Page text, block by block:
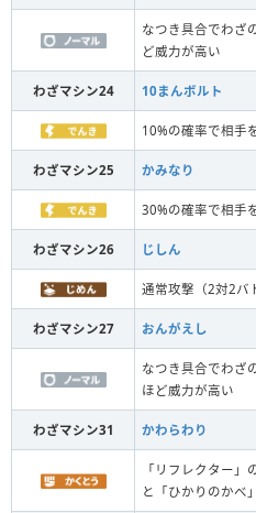
なつき具合でわざ
ど威力が高い
わざマシン24 10まんボルト
10%の確率で相手
わざマシン25 かみなり
30%の確率で相手
わざマシン26 じしん
通常攻撃（2対2バ
わざマシン27 おんがえし
なつき具合でわざ
ほど威力が高い
わざマシン31 かわらわり
「リフレクター」
と「ひかりのかべ